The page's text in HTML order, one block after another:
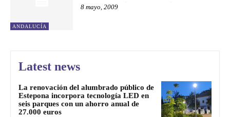
ANDALUCÍA
8 mayo, 2009
Latest news
La renovación del alumbrado público de
Estepona incorpora tecnología LED en
seis parques con un ahorro anual de
27.000 euros